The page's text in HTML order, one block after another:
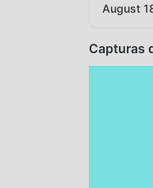
August
Capturas